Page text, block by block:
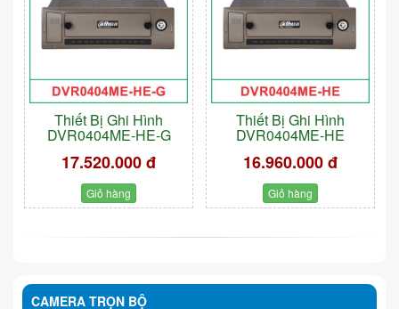
Thiết Bị Ghi Hình
DVR0404ME-HE-G
17.520.000 đ
Giỏ hàng
Thiết Bị Ghi Hình
DVR0404ME-HE
16.960.000 đ
Giỏ hàng
CAMERA TRỌN BỘ